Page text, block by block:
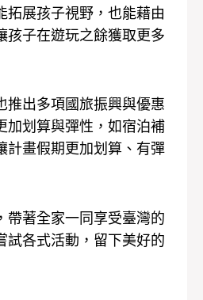
拓展孩子視野，也能藉由
孩子在遊玩之餘獲取更多
推出多項國旅振興與優惠
加划算與彈性，如宿泊補
計畫假期更加划算、有彈
帶著全家一同享受臺灣的
試各式活動，留下美好的